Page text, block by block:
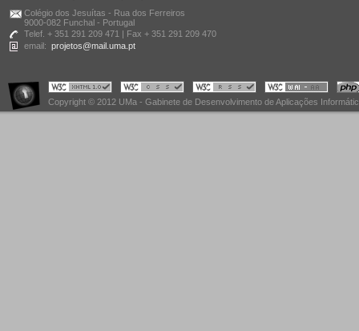
Colégio dos Jesuítas - Rua dos Ferreiros
9000-082 Funchal - Portugal
Telef. + 351 291 209 471 | Fax + 351 291 209 470
email: projetos@mail.uma.pt
Copyright © 2012 UMa - Gabinete de Desenvolvimento de Aplicações